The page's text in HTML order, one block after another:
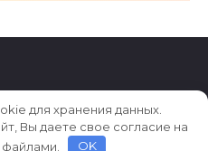
для хранения данных.
Вы даете свое согласие на
OK